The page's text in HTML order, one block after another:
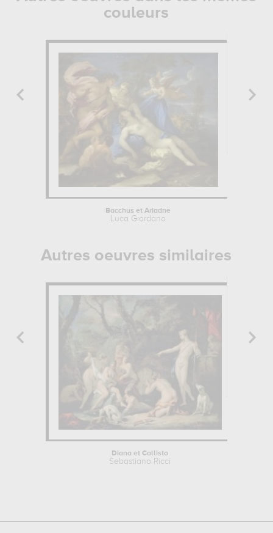
couleurs
Bacchus et Ariadne
Luca Giordano
Autres oeuvres similaires
Diana et Callisto
Sebastiano Ricci